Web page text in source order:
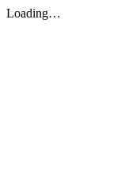
Loading…